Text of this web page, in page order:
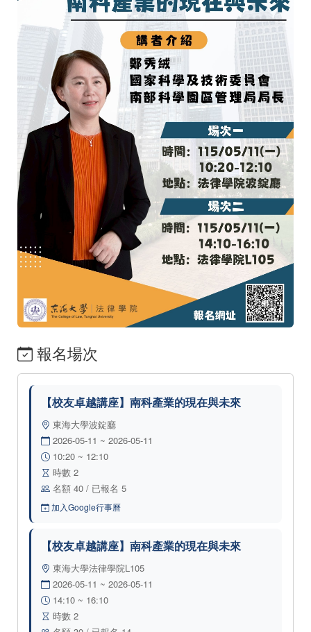
報名場次
【校友卓越講座】南科產業的現在與未來
東海大學波錠廳
2026-05-11 ~ 2026-05-11
10:20 ~ 12:10
時數 2
名額 40 / 已報名 5
加入Google行事曆
【校友卓越講座】南科產業的現在與未來
東海大學法律學院L105
2026-05-11 ~ 2026-05-11
14:10 ~ 16:10
時數 2